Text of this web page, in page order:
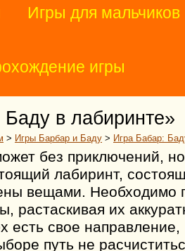
Игры для мальчиков
игры
в лабиринте»
> Игры Барбар и Баду > Игра Бабар:
без приключений,
лабиринт,
вещами.
растаскивая их
есть свое
путь не